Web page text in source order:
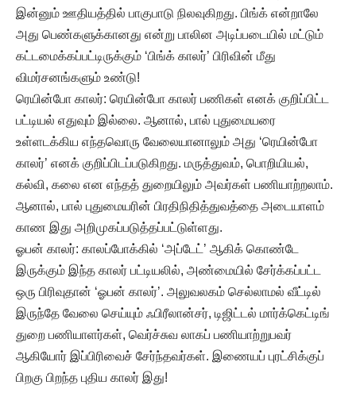
இன்னும் ஊதியத்தில் பாகுபாடு நிலவுகிறது. பிங்க் என்றாலே
அது பெண்களுக்கானது என்று பாலின அடிப்படையில் மட்டும்
கட்டமைக்கப்பட்டிருக்கும் ‘பிங்க் காலர்’ பிரிவின் மீது
விமர்சனங்களும் உண்டு!
ரெயின்போ காலர்: ரெயின்போ காலர் பணிகள் எனக் குறிப்பிட்ட
பட்டியல் எதுவும் இல்லை. ஆனால், பால் புதுமையரை
உள்ளடக்கிய எந்தவொரு வேலையானாலும் அது ‘ரெயின்போ
காலர்’ எனக் குறிப்பிடப்படுகிறது. மருத்துவம், பொறியியல்,
கல்வி, கலை என எந்தத் துறையிலும் அவர்கள் பணியாற்றலாம்.
ஆனால், பால் புதுமையரின் பிரதிநிதித்துவத்தை அடையாளம்
காண இது அறிமுகப்படுத்தப்பட்டுள்ளது.
ஓபன் காலர்: காலப்போக்கில் ‘அப்டேட்’ ஆகிக் கொண்டே
இருக்கும் இந்த காலர் பட்டியலில், அண்மையில் சேர்க்கப்பட்ட
ஒரு பிரிவுதான் ‘ஓபன் காலர்’. அலுவலகம் செல்லாமல் வீட்டில்
இருந்தே வேலை செய்யும் ஃபிரீலான்சர், டிஜிட்டல் மார்க்கெட்டிங்
துறை பணியாளர்கள், வெர்ச்சுவ லாகப் பணியாற்றுபவர்
ஆகியோர் இப்பிரிவைச் சேர்ந்தவர்கள். இணையப் புரட்சிக்குப்
பிறகு பிறந்த புதிய காலர் இது!